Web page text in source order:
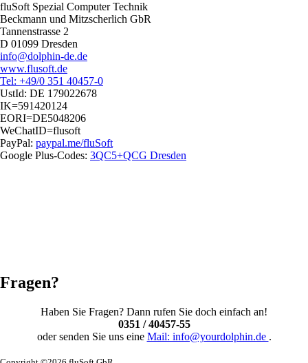
fluSoft Spezial Computer Technik
Beckmann und Mitzscherlich GbR
Tannenstrasse 2
D 01099 Dresden
info@dolphin-de.de
www.flusoft.de
Tel: +49/0 351 40457-0
UstId: DE 179022678
IK=591420124
EORI=DE5048206
WeChatID=flusoft
PayPal: paypal.me/fluSoft
Google Plus-Codes: 3QC5+QCG Dresden
Fragen?
Haben Sie Fragen? Dann rufen Sie doch einfach an!
0351 / 40457-55
oder senden Sie uns eine Mail: info@yourdolphin.de .